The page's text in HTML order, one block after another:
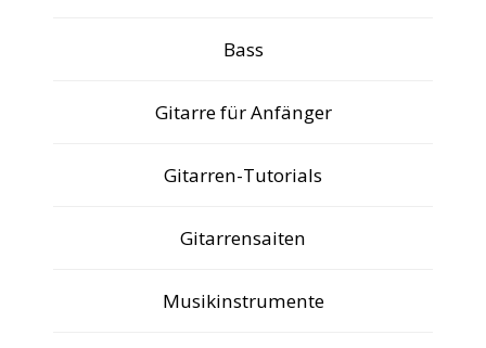
Bass
Gitarre für Anfänger
Gitarren-Tutorials
Gitarrensaiten
Musikinstrumente